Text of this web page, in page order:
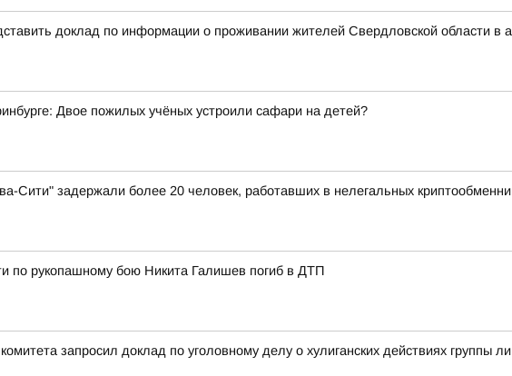
доклад по информации о проживании жителей Свердловской области в
Двое пожилых учёных устроили сафари на детей?
Сити" задержали более 20 человек, работавших в нелегальных
по рукопашному бою Никита Галишев погиб в ДТП
запросил доклад по уголовному делу о хулиганских действиях группы